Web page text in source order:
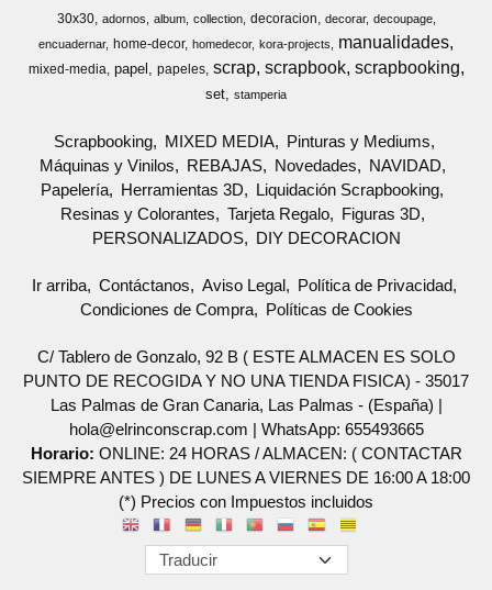
30x30 adornos album collection decoracion decorar
decoupage
encuadernar
home-decor homedecor kora-projects manualidades
mixed-media papel papeles scrap scrapbook scrapbooking
set stamperia
Scrapbooking MIXED MEDIA
Pinturas y Mediums
Máquinas y Vinilos
REBAJAS Novedades
NAVIDAD
Papelería
Herramientas 3D
Liquidación Scrapbooking
Resinas y Colorantes
Tarjeta Regalo
Figuras 3D
PERSONALIZADOS
DIY DECORACION
Ir arriba Contáctanos Aviso Legal
Política de Privacidad
Condiciones de Compra
Políticas de Cookies
C/ Tablero de Gonzalo, 92 B ( ESTE ALMACEN ES SOLO
PUNTO DE RECOGIDA Y NO UNA TIENDA FISICA) - 35017
Las Palmas de Gran Canaria, Las Palmas - (España) |
hola@elrinconscrap.com | WhatsApp: 655493665
Horario: ONLINE: 24 HORAS / ALMACEN: ( CONTACTAR
SIEMPRE ANTES ) DE LUNES A VIERNES DE 16:00 A 18:00
(*) Precios con Impuestos incluidos